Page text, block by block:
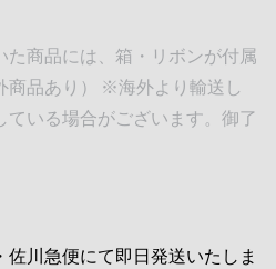
た商品には、箱・リボンが付属
品あり） ※海外より輸送し
いる場合がございます。御了
川急便にて即日発送いたしま